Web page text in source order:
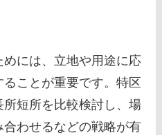
には、立地や用途に応
ことが重要です。特区
短所を比較検討し、場
わせるなどの戦略が有